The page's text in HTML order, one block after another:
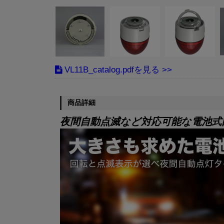
VL11B_catalog.pdf
商品詳細
夜間自動点滅など対応可能な電池式